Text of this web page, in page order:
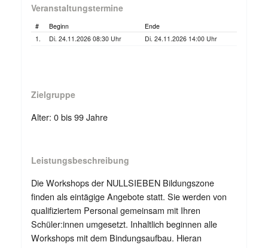
Veranstaltungstermine
# Beginn
Ende
1.
Di. 24.11.2026 08:30 Uhr Di. 24.11.2026 14:00 Uhr
Zielgruppe
Alter: 0 bis 99 Jahre
Leistungsbeschreibung
Die Workshops der NULLSIEBEN Bildungszone
finden als eintägige Angebote statt. Sie werden von
qualifiziertem Personal gemeinsam mit Ihren
Schüler:innen umgesetzt. Inhaltlich beginnen alle
Workshops mit dem Bindungsaufbau. Hieran